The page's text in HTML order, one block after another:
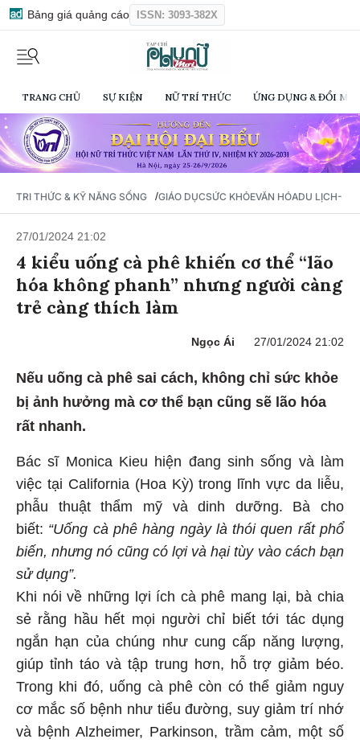
Bảng giá quảng cáo ISSN: 3093-382X
TRANG CHỦ SỰ KIỆN NỮ TRÍ THỨC ỨNG DỤNG & ĐỔI
TRI THỨC & KỸ NĂNG SỐNG /GIÁO DỤCSỨC KHỎEVĂN HÓADU LỊCH-
27/01/2024 21:02
4 kiểu uống cà phê khiến cơ thể “lão
hóa không phanh” nhưng người càng
trẻ càng thích làm
Ngọc Ái 27/01/2024 21:02
Nếu uống cà phê sai cách, không chỉ sức khỏe
bị ảnh hưởng mà cơ thể bạn cũng sẽ lão hóa
rất nhanh.
Bác sĩ Monica Kieu hiện đang sinh sống và làm
việc tại California (Hoa Kỳ) trong lĩnh vực da liễu,
phẫu thuật thẩm mỹ và dinh dưỡng. Bà cho
biết: “Uống cà phê hàng ngày là thói quen rất phổ
biến, nhưng nó cũng có lợi và hại tùy vào cách bạn
sử dụng”.
Khi nói về những lợi ích cà phê mang lại, bà chia
sẻ rằng hầu hết mọi người chỉ biết tới tác dụng
ngắn hạn của chúng như cung cấp năng lượng,
giúp tỉnh táo và tập trung hơn, hỗ trợ giảm béo.
Trong khi đó, uống cà phê còn có thể giảm nguy
cơ mắc số bệnh như tiểu đường, suy giảm trí nhớ
và bệnh Alzheimer, Parkinson, trầm cảm, một số